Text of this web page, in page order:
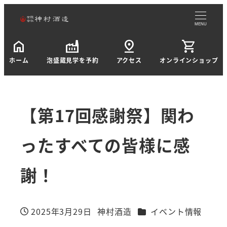
home
ホーム
factory
泡盛蔵見学を予約
pin_drop
アクセス
shopping_cart
オンラインショップ
MENU
【第17回感謝祭】関わ
ったすべての皆様に感
謝！
投稿日
2025年3月29日
著
神村酒造 カテゴリー
イベント情報